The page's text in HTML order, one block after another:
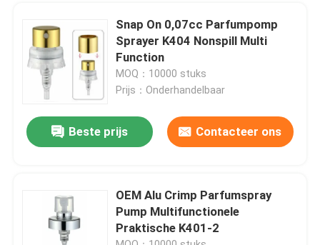
Neem contact met ons op
Nieuws
Gevallen
De Spuitbus van de parfumpomp
De spuitbus van de trekkerpomp
Snap On 0,07cc Parfumpomp
Sprayer K404 Nonspill Multi
Function
MOQ：10000 stuks
Prijs：Onderhandelbaar
Beste prijs Contacteer ons
OEM Alu Crimp Parfumspray
Pump Multifunctionele
Praktische K401-2